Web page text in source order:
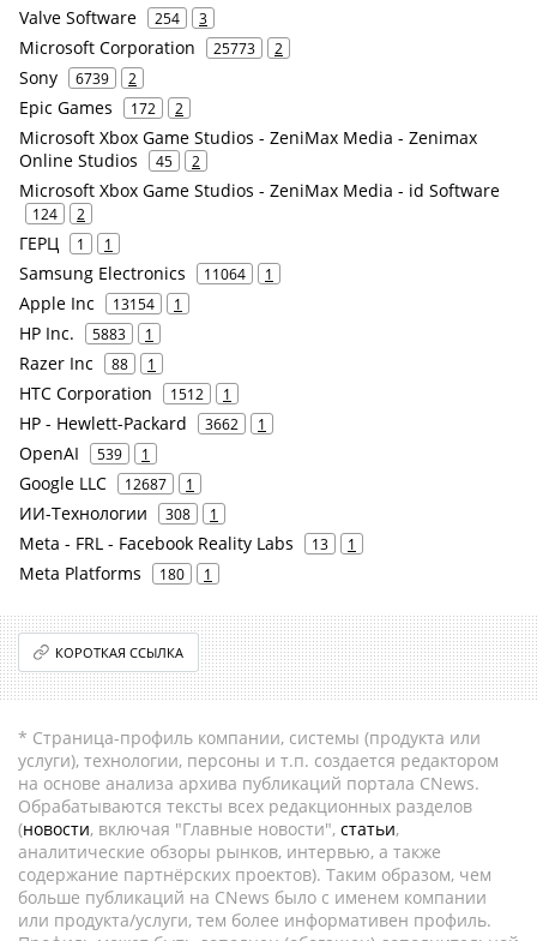
Valve Software 254 3
Microsoft Corporation 25773 2
Sony 6739 2
Epic Games 172 2
Microsoft Xbox Game Studios - ZeniMax Media - Zenimax
Online Studios
45 2
Microsoft Xbox Game Studios - ZeniMax Media - id Software
124 2
ГЕРЦ 1 1
Samsung Electronics 11064 1
Apple Inc 13154 1
HP Inc. 5883 1
Razer Inc 88 1
HTC Corporation 1512 1
HP - Hewlett-Packard 3662 1
OpenAI 539 1
Google LLC 12687 1
ИИ-Технологии 308 1
Meta - FRL - Facebook Reality Labs 13 1
Meta Platforms 180 1
КОРОТКАЯ ССЫЛКА
* Страница-профиль компании, системы (продукта или
услуги), технологии, персоны и т.п. создается редактором
на основе анализа архива публикаций портала CNews.
Обрабатываются тексты всех редакционных разделов
(новости, включая "Главные новости", статьи,
аналитические обзоры рынков, интервью, а также
содержание партнёрских проектов). Таким образом, чем
больше публикаций на CNews было с именем компании
или продукта/услуги, тем более информативен профиль.